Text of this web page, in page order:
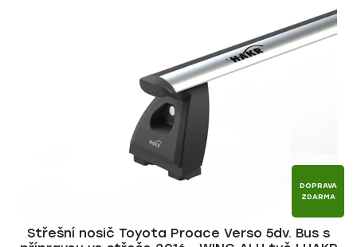
DOPRAVA
ZDARMA
Střešní nosič Toyota Proace Verso 5dv. Bus s